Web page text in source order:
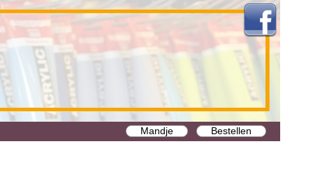
Mandje Bestellen